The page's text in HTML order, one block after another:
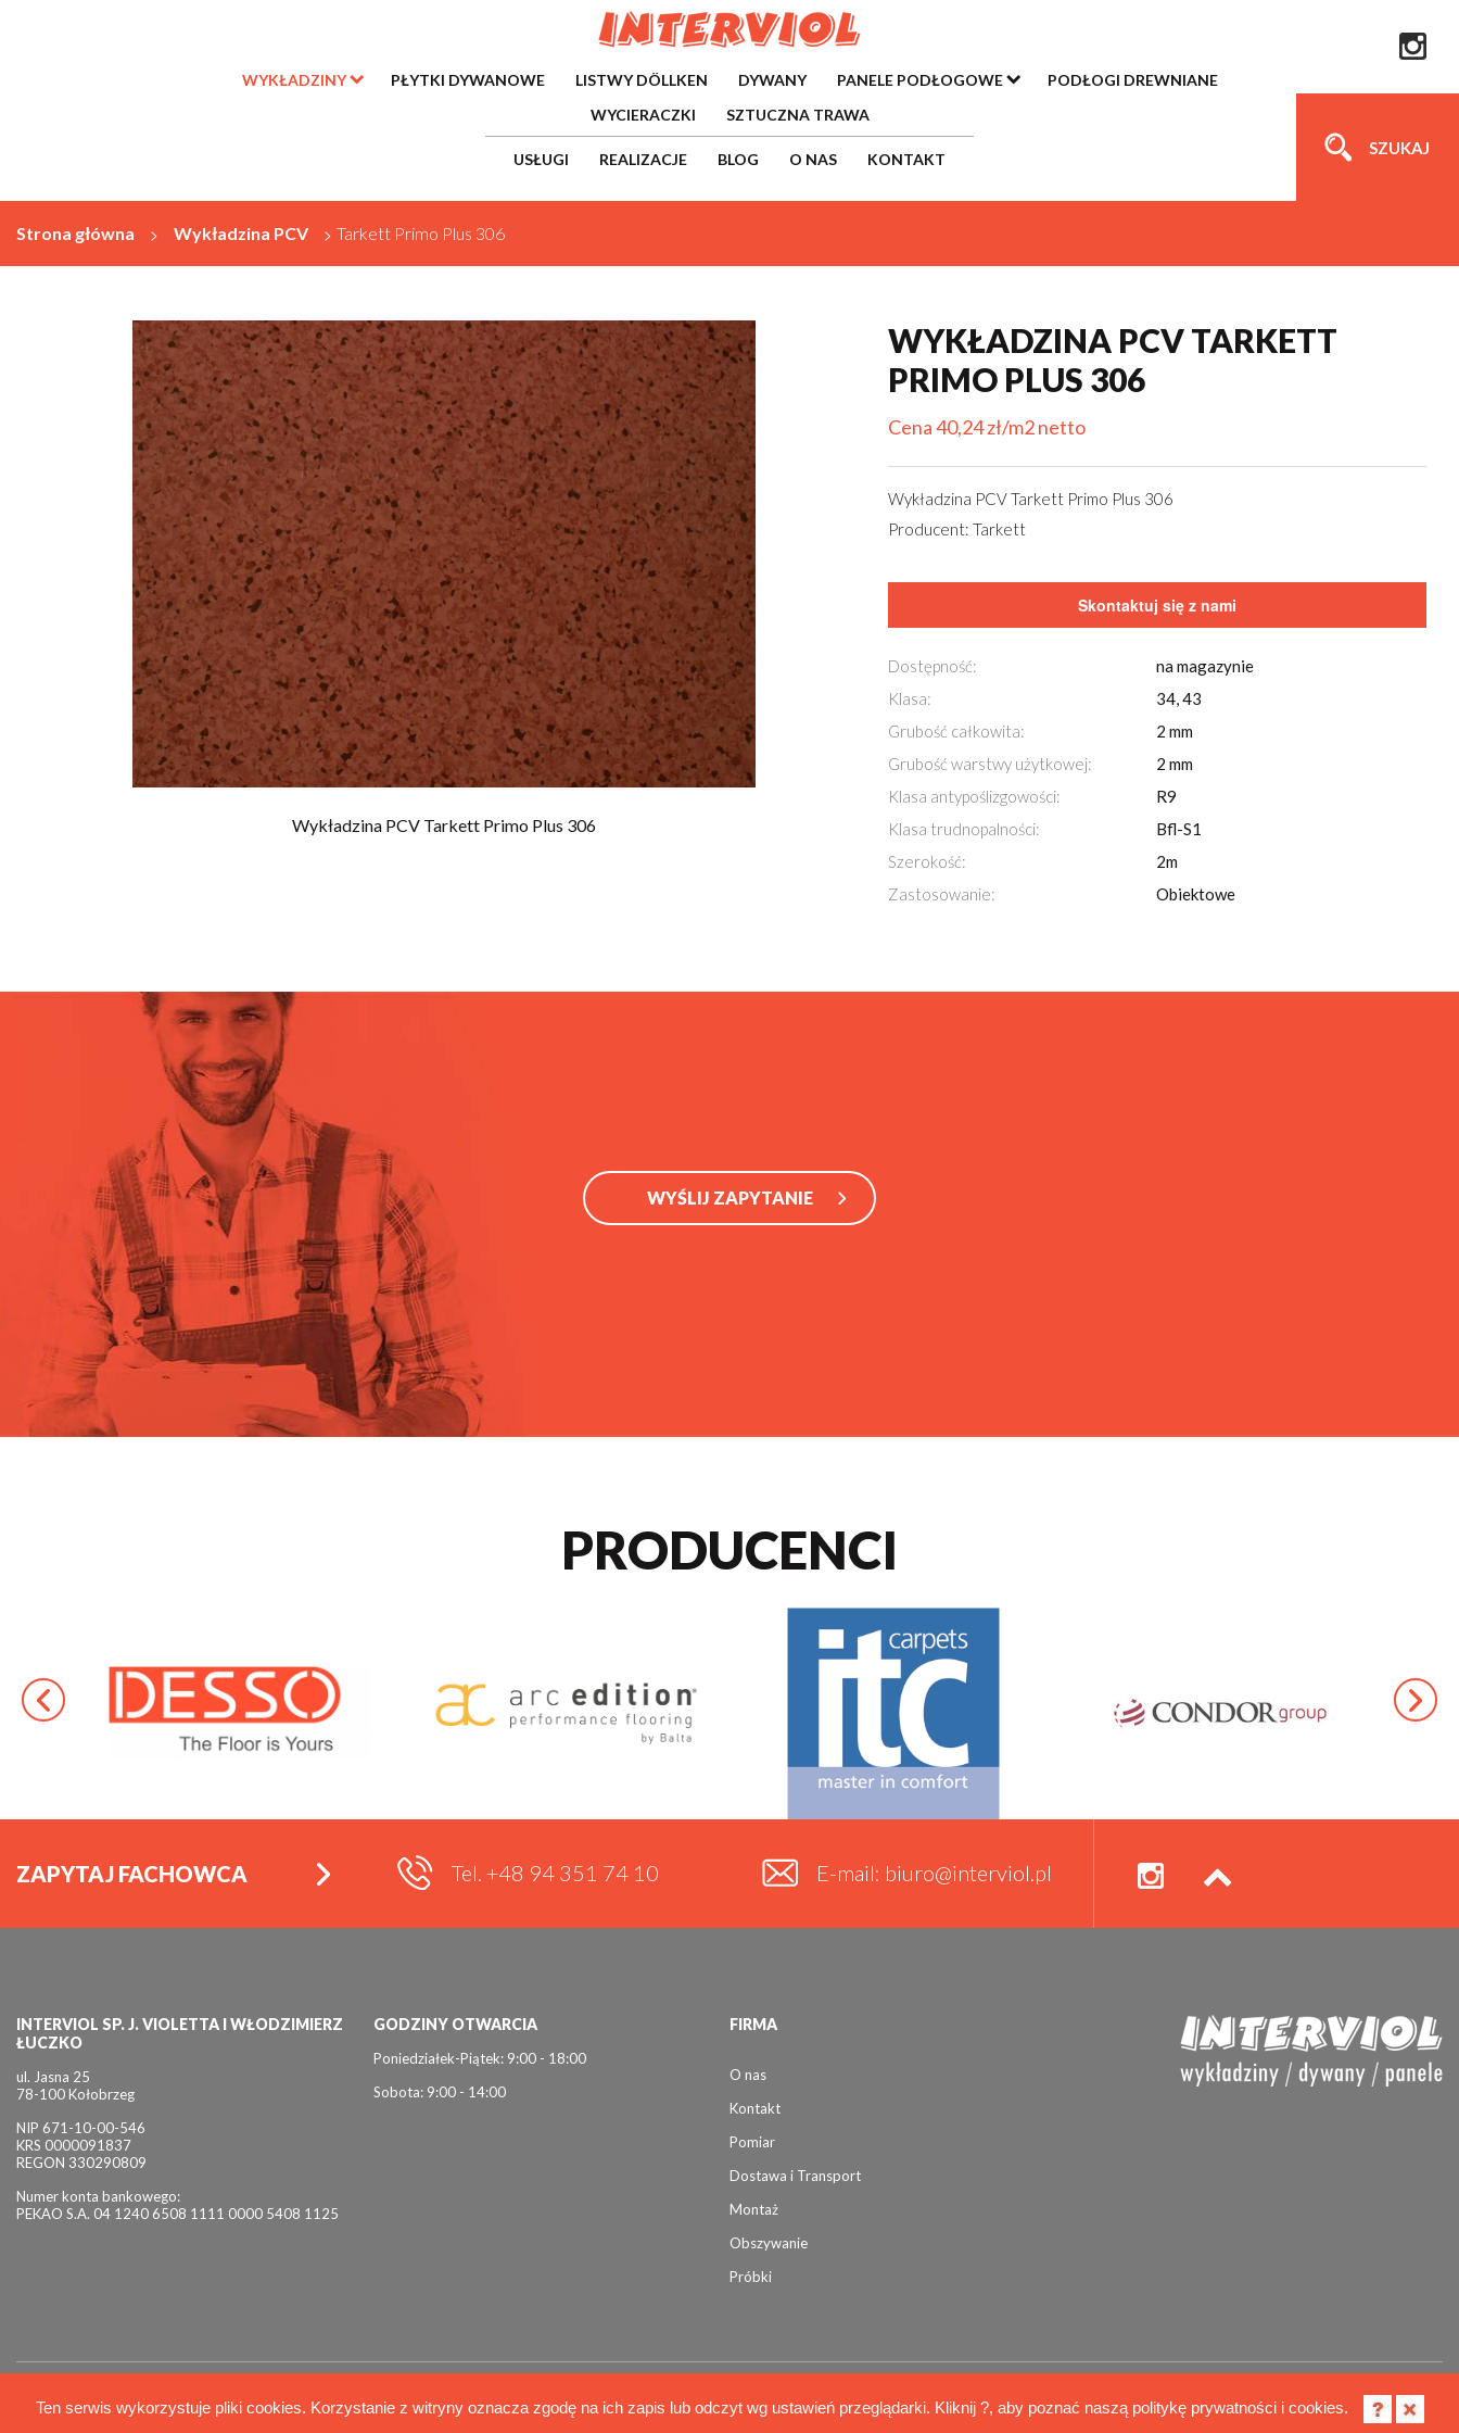
WYKŁADZINY PŁYTKI DYWANOWE LISTWY DÖLLKEN DYWANY PANELE PODŁOGOWE
PODŁOGI DREWNIANE
WYCIERACZKI
SZTUCZNA TRAWA
USŁUGI REALIZACJE BLOG O NAS KONTAKT
SZUKAJ
Strona główna > Wykładzina PCV > Tarkett Primo Plus 306
Wykładzina PCV Tarkett Primo Plus 306
WYKŁADZINA PCV TARKETT
PRIMO PLUS 306
Cena 40,24 zł/m2 netto
Wykładzina PCV Tarkett Primo Plus 306
Producent: Tarkett
Skontaktuj się z nami
Dostępność:
na magazynie
Klasa:
34, 43
Grubość całkowita:
2 mm
Grubość warstwy użytkowej:
2 mm
Klasa antypoślizgowości:
R9
Klasa trudnopalności:
Bfl-S1
Szerokość:
2m
Zastosowanie:
Obiektowe
WYŚLIJ ZAPYTANIE
PRODUCENCI
ZAPYTAJ FACHOWCA Tel. +48 94 351 74 10 E-mail: biuro@interviol.pl
INTERVIOL SP. J. VIOLETTA I WŁODZIMIERZ
ŁUCZKO
ul. Jasna 25
78-100 Kołobrzeg
NIP 671-10-00-546
KRS 0000091837
REGON 330290809
Numer konta bankowego:
PEKAO S.A. 04 1240 6508 1111 0000 5408 1125
GODZINY OTWARCIA
Poniedziałek-Piątek: 9:00 - 18:00
Sobota: 9:00 - 14:00
FIRMA
O nas
Kontakt
Pomiar
Dostawa i Transport
Montaż
Obszywanie
Próbki
© 2026 Interviol Polityka cookies
Ten serwis wykorzystuje pliki cookies. Korzystanie z witryny oznacza zgodę na ich zapis lub odczyt wg ustawień przeglądarki. Kliknij ?, aby poznać naszą politykę prywatności i cookies.